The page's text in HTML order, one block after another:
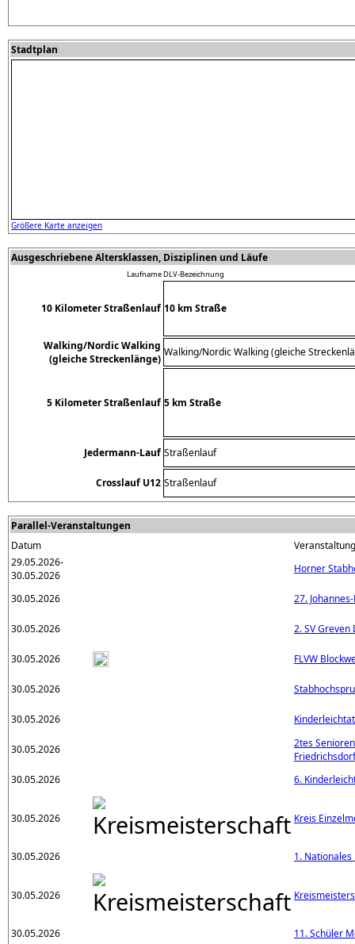
Stadtplan
Größere Karte anzeigen
Ausgeschriebene Altersklassen, Disziplinen und Läufe
LaufnameDLV-Bezeichnung
10 Kilometer Straßenlauf 10 km Straße
Walking/Nordic Walking
(gleiche Streckenlänge)
Walking/Nordic Walking (gleiche
5 Kilometer Straßenlauf 5 km Straße
Jedermann-Lauf Straßenlauf
Crosslauf U12 Straßenlauf
Parallel-Veranstaltungen
Datum
Veranstaltung
29.05.2026-
30.05.2026
Horner
30.05.2026 27.
30.05.2026 2. SV Greven
30.05.2026 FLVW
30.05.2026
30.05.2026
30.05.2026
2tes
30.05.2026
6.
30.05.2026 Kreis
30.05.2026 1.
30.05.2026
30.05.2026 11. Schüler